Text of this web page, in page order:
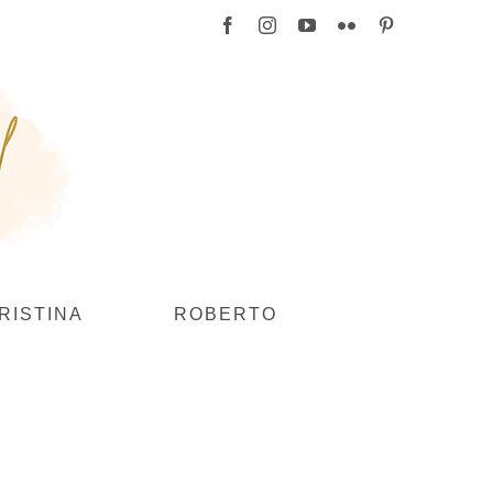
FacebookInstagramYouTubeFlickr
ROBERTO